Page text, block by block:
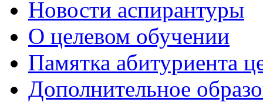
Новости аспирантуры
О целевом обучении
Памятка абитуриента
Дополнительное